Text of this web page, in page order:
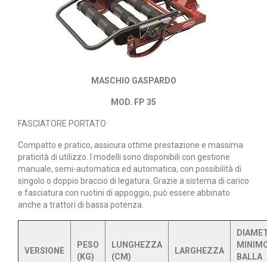
MASCHIO GASPARDO
MOD. FP 35
FASCIATORE PORTATO
Compatto e pratico, assicura ottime prestazione e massima
praticità di utilizzo. I modelli sono disponibili con gestione
manuale, semi-automatica ed automatica, con possibilità di
singolo o doppio braccio di legatura. Grazie a sistema di carico
e fasciatura con ruotini di appoggio, può essere abbinato
anche a trattori di bassa potenza.
VERSIONE
PESO
(KG)
LUNGHEZZA
(CM)
LARGHEZZA
BALLA